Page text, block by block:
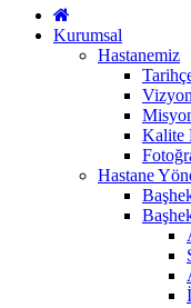
Kurumsal
Hastanemiz
Kalite
Hastane